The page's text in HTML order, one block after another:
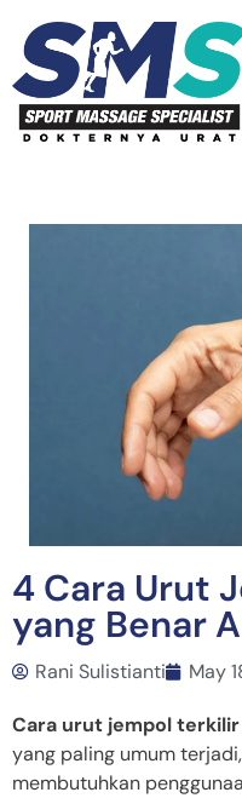
4 Cara Urut
yang Benar
Rani Sulistianti May
Cara urut jempol terkilir
yang paling umum
membutuhkan